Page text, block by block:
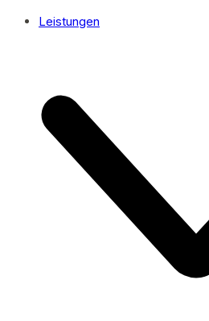
Leistungen